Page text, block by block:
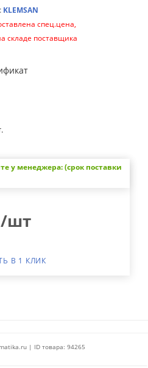
KLEMSAN
спец.цена,
складе поставщика
у менеджера: (срок поставки
/шт
В 1 КЛИК
| ID товара: 94265